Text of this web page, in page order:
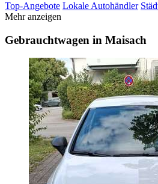
Top-Angebote Lokale Autohändler
Mehr anzeigen
Gebrauchtwagen in Maisach